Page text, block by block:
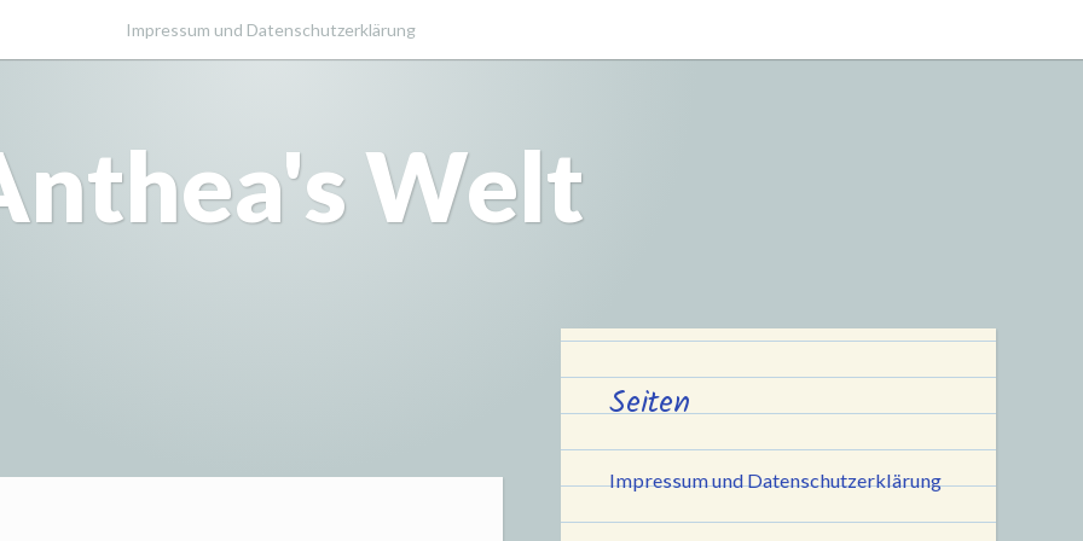
Impressum und Datenschutzerklärung
Welt
Seiten
Impressum und Datenschutzerklärung